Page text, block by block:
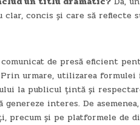
concis și care să reflecte
comunicat de presă eficient
urmare, utilizarea
la publicul țintă și
genereze interes. De
precum și pe platformele de